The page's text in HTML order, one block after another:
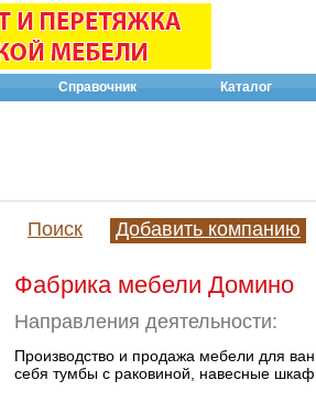
Справочник Каталог
Поиск Добавить компанию
Фабрика мебели Домино
Направления деятельности:
Производство и продажа мебели для
себя тумбы с раковиной, навесные